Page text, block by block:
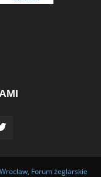
Forum żeglarskie